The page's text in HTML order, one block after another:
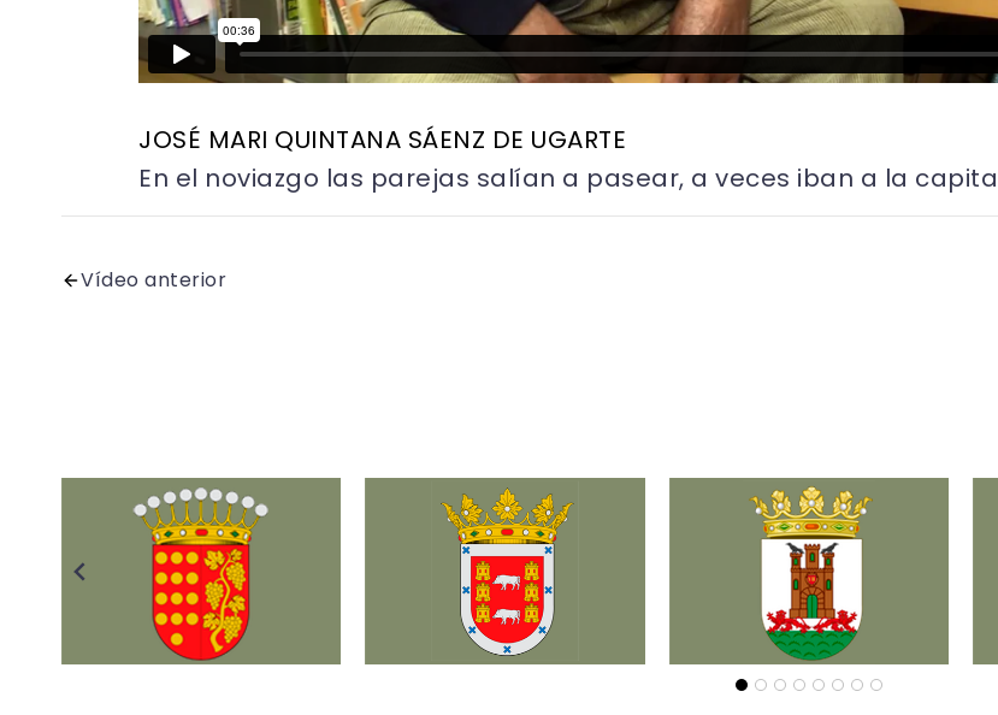
JOSÉ MARI QUINTANA SÁENZ DE UGARTE
En el noviazgo las parejas salían a pasear, a veces iban a la
Vídeo anterior